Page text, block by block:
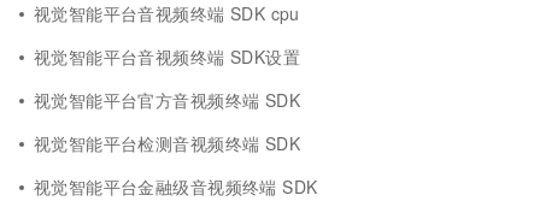
视觉智能平台音视频终端 SDK cpu
视觉智能平台音视频终端 SDK设置
视觉智能平台官方音视频终端 SDK
视觉智能平台检测音视频终端 SDK
视觉智能平台金融级音视频终端 SDK